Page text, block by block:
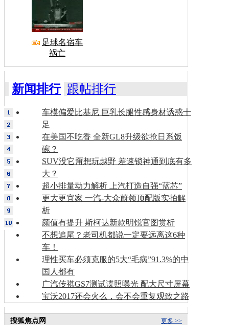
足球名宿车
祸亡
新闻排行 跟帖排行
车模偏爱比基尼 巨乳长腿性感身材诱惑十
足
在美国不吃香 全新GL8升级欲抢日系饭
碗？
SUV没它甭想玩越野 差速锁神通到底有多
大？
超小排量动力解析 上汽打造自强“蓝芯”
更大更宜家 一汽-大众蔚领顶配版实拍解
析
颜值有提升 斯柯达新款明锐官图赏析
不想追尾？老司机都说一定要远离这6种
车！
理性买车必须克服的5大“毛病”91.3%的中
国人都有
广汽传祺GS7测试谍照曝光 配大尺寸屏幕
宝沃2017还会火么，会不会重复观致之路
更多 >>
搜狐焦点网